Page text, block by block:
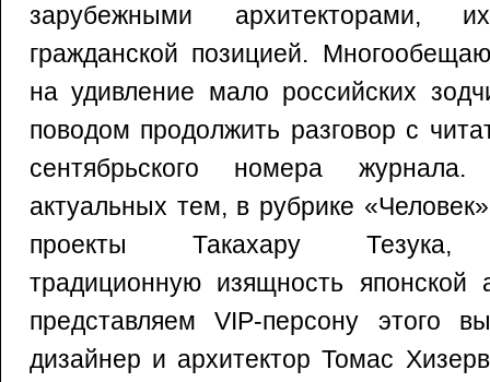
зарубежными архитекторами,
гражданской позицией.
на удивление мало российских
поводом продолжить разговор с
сентябрьского номера
актуальных тем, в рубрике
проекты Такахару Тезука,
традиционную изящность японской
представляем VIP-персону этого
дизайнер и архитектор Томас